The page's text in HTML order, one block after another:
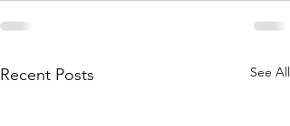
Recent Posts See All